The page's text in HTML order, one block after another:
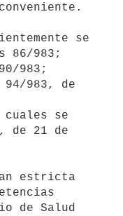
se
86/983;
983;
983, de
cuales se
de 21 de
estricta
de Salud